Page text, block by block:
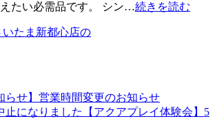
たい必需品です。 シン…続きを読む
たま新都心店の
らせ】営業時間変更のお知らせ
止になりました【アクアプレイ体験会】5